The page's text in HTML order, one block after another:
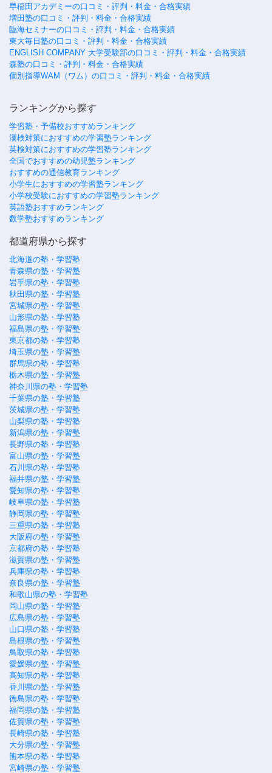
早稲田アカデミーの口コミ・評判・料金・合格実績
増田塾の口コミ・評判・料金・合格実績
臨海セミナーの口コミ・評判・料金・合格実績
東大毎日塾の口コミ・評判・料金・合格実績
ENGLISH COMPANY 大学受験部の口コミ・評判・料金・合格実績
森塾の口コミ・評判・料金・合格実績
個別指導WAM（ワム）の口コミ・評判・料金・合格実績
ランキングから探す
学習塾・予備校おすすめランキング
漢検対策におすすめの学習塾ランキング
英検対策におすすめの学習塾ランキング
全国でおすすめの幼児塾ランキング
おすすめの通信教育ランキング
小学生におすすめの学習塾ランキング
小学校受験におすすめの学習塾ランキング
英語塾おすすめランキング
数学塾おすすめランキング
都道府県から探す
北海道の塾・学習塾
青森県の塾・学習塾
岩手県の塾・学習塾
秋田県の塾・学習塾
宮城県の塾・学習塾
山形県の塾・学習塾
福島県の塾・学習塾
東京都の塾・学習塾
埼玉県の塾・学習塾
群馬県の塾・学習塾
栃木県の塾・学習塾
神奈川県の塾・学習塾
千葉県の塾・学習塾
茨城県の塾・学習塾
山梨県の塾・学習塾
新潟県の塾・学習塾
長野県の塾・学習塾
富山県の塾・学習塾
石川県の塾・学習塾
福井県の塾・学習塾
愛知県の塾・学習塾
岐阜県の塾・学習塾
静岡県の塾・学習塾
三重県の塾・学習塾
大阪府の塾・学習塾
京都府の塾・学習塾
滋賀県の塾・学習塾
兵庫県の塾・学習塾
奈良県の塾・学習塾
和歌山県の塾・学習塾
岡山県の塾・学習塾
広島県の塾・学習塾
山口県の塾・学習塾
島根県の塾・学習塾
鳥取県の塾・学習塾
愛媛県の塾・学習塾
高知県の塾・学習塾
香川県の塾・学習塾
徳島県の塾・学習塾
福岡県の塾・学習塾
佐賀県の塾・学習塾
長崎県の塾・学習塾
大分県の塾・学習塾
熊本県の塾・学習塾
宮崎県の塾・学習塾